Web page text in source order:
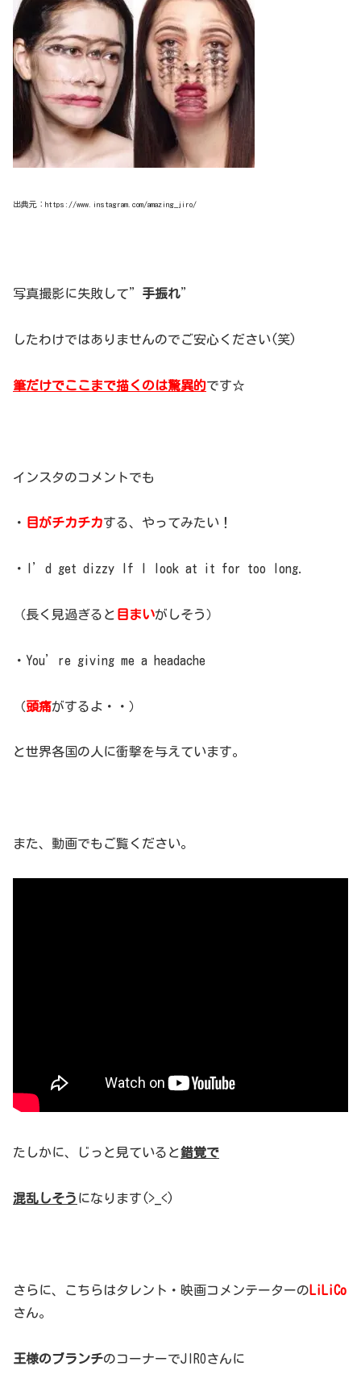
出典元：https://www.instagram.com/amazing_jiro/
写真撮影に失敗して” 手振れ”
したわけではありませんのでご安心ください(笑)
筆だけでここまで描くのは驚異的です☆
インスタのコメントでも
・ 目がチカチカする、やってみたい！
・I’d get dizzy If I look at it for too long.
（長く見過ぎると 目まいがしそう）
・You’re giving me a headache
（頭痛がするよ・・）
と世界各国の人に衝撃を与えています。
また、動画でもご覧ください。
たしかに、じっと見ていると錯覚で
混乱しそう になります(>_<)
さらに、こちらはタレント・映画コメンテーターの LiLiCo
さん。
王様のブランチのコーナーでJIROさんに